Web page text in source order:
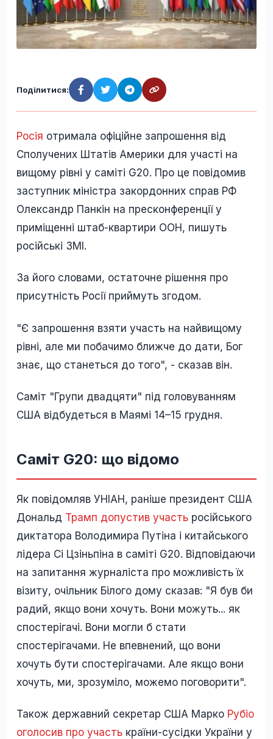
Поділитися:
Росія отримала офіційне запрошення від
Сполучених Штатів Америки для участі на
вищому рівні у саміті G20. Про це повідомив
заступник міністра закордонних справ РФ
Олександр Панкін на пресконференції у
приміщенні штаб-квартири ООН, пишуть
російські ЗМІ.
За його словами, остаточне рішення про
присутність Росії приймуть згодом.
"Є запрошення взяти участь на найвищому
рівні, але ми побачимо ближче до дати, Бог
знає, що станеться до того", - сказав він.
Саміт "Групи двадцяти" під головуванням
США відбудеться в Маямі 14–15 грудня.
Саміт G20: що відомо
Як повідомляв УНІАН, раніше президент США
Дональд Трамп допустив участь російського
диктатора Володимира Путіна і китайського
лідера Сі Цзіньпіна в саміті G20. Відповідаючи
на запитання журналіста про можливість їх
візиту, очільник Білого дому сказав: "Я був би
радий, якщо вони хочуть. Вони можуть... як
спостерігачі. Вони могли б стати
спостерігачами. Не впевнений, що вони
хочуть бути спостерігачами. Але якщо вони
хочуть, ми, зрозуміло, можемо поговорити".
Також державний секретар США Марко Рубіо
оголосив про участь країни-сусідки України у